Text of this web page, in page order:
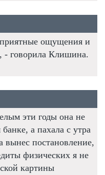
ощущения и
- говорила Клишина.
эти годы она не
а пахала с утра
вынес постановление,
физических я не
картины